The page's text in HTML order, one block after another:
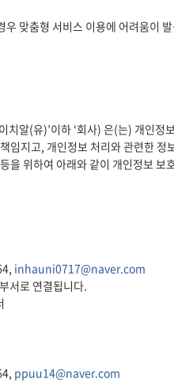
우 맞춤형 서비스 이용에 어려움이
알(유)’이하 ‘회사) 은(는) 개인정
임지고, 개인정보 처리와 관련한 정
을 위하여 아래와 같이 개인정보 보
inhauni0717@naver.com
서로 연결됩니다.
ppuu14@naver.com